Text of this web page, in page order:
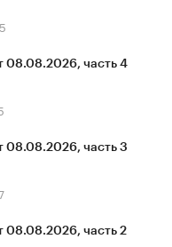
08.08.2026, часть 4
08.08.2026, часть 3
08.08.2026, часть 2